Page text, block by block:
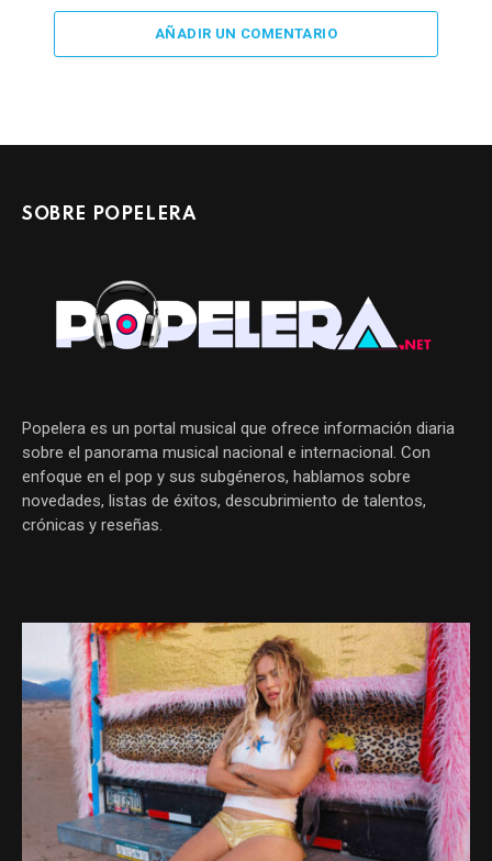
AÑADIR UN COMENTARIO
SOBRE POPELERA
Popelera es un portal musical que ofrece información diaria
sobre el panorama musical nacional e internacional. Con
enfoque en el pop y sus subgéneros, hablamos sobre
novedades, listas de éxitos, descubrimiento de talentos,
crónicas y reseñas.